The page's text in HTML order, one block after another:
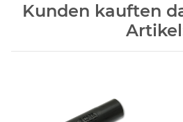
Kunden kauften